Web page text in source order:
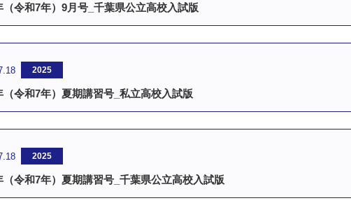
（令和7年）9月号_千葉県公立高校入試版
2025
（令和7年）夏期講習号_私立高校入試版
2025
（令和7年）夏期講習号_千葉県公立高校入試版